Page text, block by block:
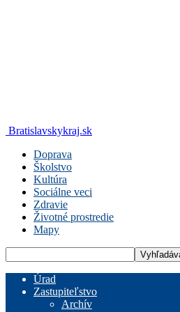
Bratislavskykraj.sk
Doprava
Školstvo
Kultúra
Sociálne veci
Zdravie
Životné prostredie
Mapy
Úrad
Zastupiteľstvo
Archív